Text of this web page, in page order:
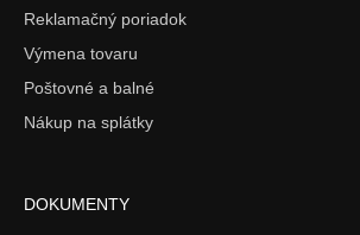
Reklamačný poriadok
Výmena tovaru
Poštovné a balné
Nákup na splátky
DOKUMENTY